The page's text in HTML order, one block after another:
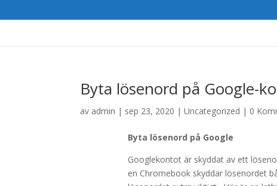
Byta lösenord på Google-
av admin | sep 23, 2020 |Uncategorized | 0
Byta lösenord på Google
Googlekontot är skyddat av ett
en Chromebook skyddar lösenordet